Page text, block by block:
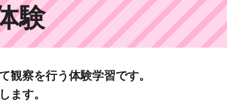
験
観察を行う体験学習です。
ます。